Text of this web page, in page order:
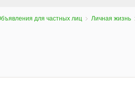
для частных лиц Личная жизнь